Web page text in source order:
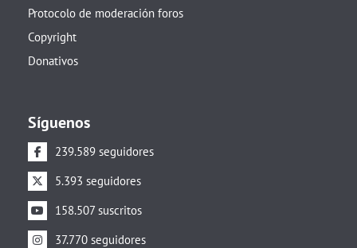
Protocolo de moderación foros
Copyright
Donativos
Síguenos
239.589 seguidores
5.393 seguidores
158.507 suscritos
37.770 seguidores